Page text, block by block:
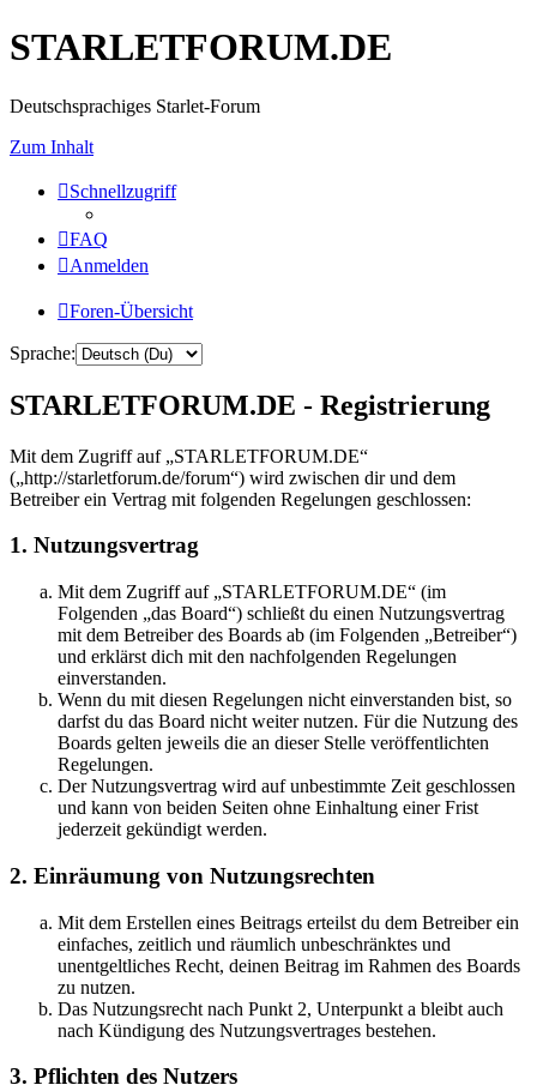
STARLETFORUM.DE
Deutschsprachiges Starlet-Forum
Zum Inhalt
Schnellzugriff
FAQ
Anmelden
Foren-Übersicht
Sprache:
STARLETFORUM.DE - Registrierung
Mit dem Zugriff auf „STARLETFORUM.DE“
(„http://starletforum.de/forum“) wird zwischen dir und dem
Betreiber ein Vertrag mit folgenden Regelungen geschlossen:
1. Nutzungsvertrag
Mit dem Zugriff auf „STARLETFORUM.DE“ (im
Folgenden „das Board“) schließt du einen Nutzungsvertrag
mit dem Betreiber des Boards ab (im Folgenden „Betreiber“)
und erklärst dich mit den nachfolgenden Regelungen
einverstanden.
Wenn du mit diesen Regelungen nicht einverstanden bist, so
darfst du das Board nicht weiter nutzen. Für die Nutzung des
Boards gelten jeweils die an dieser Stelle veröffentlichten
Regelungen.
Der Nutzungsvertrag wird auf unbestimmte Zeit geschlossen
und kann von beiden Seiten ohne Einhaltung einer Frist
jederzeit gekündigt werden.
2. Einräumung von Nutzungsrechten
Mit dem Erstellen eines Beitrags erteilst du dem Betreiber ein
einfaches, zeitlich und räumlich unbeschränktes und
unentgeltliches Recht, deinen Beitrag im Rahmen des Boards
zu nutzen.
Das Nutzungsrecht nach Punkt 2, Unterpunkt a bleibt auch
nach Kündigung des Nutzungsvertrages bestehen.
3. Pflichten des Nutzers